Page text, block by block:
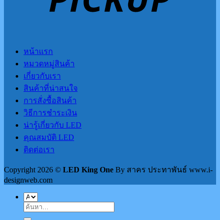
หน้าแรก
หมวดหมู่สินค้า
เกี่ยวกับเรา
สินค้าที่น่าสนใจ
การสั่งซื้อสินค้า
วิธีการชำระเงิน
น่ารู้เกี่ยวกับ LED
คุณสมบัติ LED
ติดต่อเรา
Copyright 2026 © LED King One By สาคร ประทาพันธ์ www.i-
designweb.com
ค้นหา: